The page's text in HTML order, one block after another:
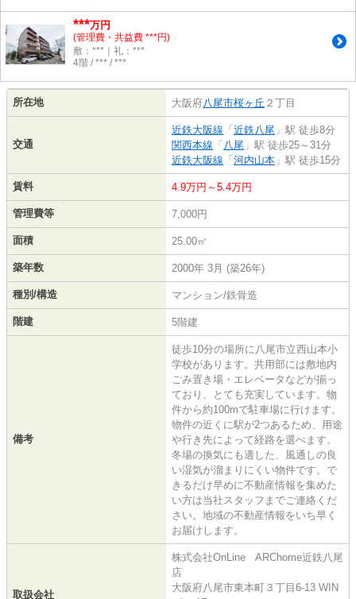
***万円
(管理費・共益費 ***円)
敷：***｜礼：***
4階 / *** / ***
所在地 大阪府八尾市桜ヶ丘 ２丁目
交通
近鉄大阪線 「 近鉄八尾 」駅 徒歩8分
関西本線 「 八尾 」駅 徒歩25～31分
近鉄大阪線 「 河内山本 」駅 徒歩15分
賃料 4.9万円～5.4万円
管理費等 7,000円
面積 25.00㎡
築年数 2000年 3月 (築26年)
種別/構造 マンション/鉄骨造
階建 5階建
備考
徒歩10分の場所に八尾市立西山本小
学校があります。共用部には敷地内
ごみ置き場・エレベータなどが揃っ
ており、とても充実しています。物
件から約100mで駐車場に行けます。
物件の近くに駅が2つあるため、用途
や行き先によって経路を選べます。
冬場の換気にも適した、風通しの良
い湿気が溜まりにくい物件です。で
きるだけ早めに不動産情報を集めた
い方は当社スタッフまでご連絡くだ
さい。地域の不動産情報をいち早く
お届けします。
取扱会社
株式会社OnLine ARChome近鉄八尾
店
大阪府八尾市東本町３丁目6-13 WIN